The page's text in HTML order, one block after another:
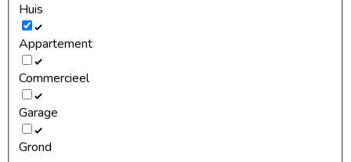
Huis
Appartement
Commercieel
Garage
Grond